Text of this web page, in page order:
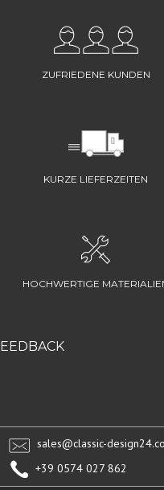
ZUFRIEDENE KUNDEN
KURZE LIEFERZEITEN
HOCHWERTIGE
sales@classic-
+39 0574 027 862